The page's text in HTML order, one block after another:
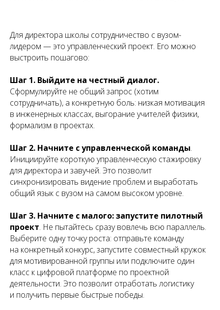
Для директора школы сотрудничество с вузом-
лидером — это управленческий проект. Его можно
выстроить пошагово:
Шаг 1. Выйдите на честный диалог.
Сформулируйте не общий запрос (хотим
сотрудничать), а конкретную боль: низкая мотивация
в инженерных классах, выгорание учителей физики,
формализм в проектах.
Шаг 2. Начните с управленческой команды.
Инициируйте короткую управленческую стажировку
для директора и завучей. Это позволит
синхронизировать видение проблем и выработать
общий язык с вузом на самом высоком уровне.
Шаг 3. Начните с малого: запустите пилотный
проект. Не пытайтесь сразу вовлечь всю параллель.
Выберите одну точку роста: отправьте команду
на конкретный конкурс, запустите совместный кружок
для мотивированной группы или подключите один
класс к цифровой платформе по проектной
деятельности. Это позволит отработать логистику
и получить первые быстрые победы.